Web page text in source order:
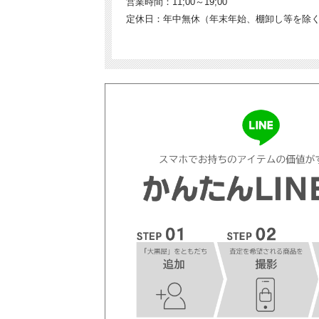
定休日：年中無休（年末年始、棚卸し等を除